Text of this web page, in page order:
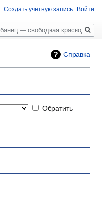
Справка
Обратить
Создать учётную запись Войти